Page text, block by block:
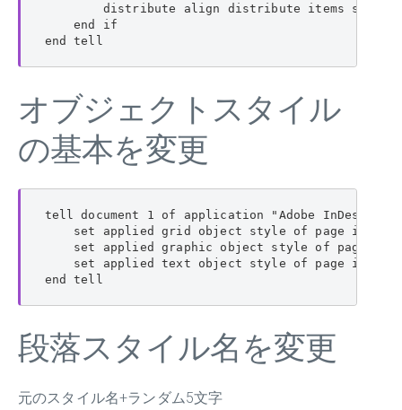
distribute align distribute items
    end if
end tell
オブジェクトスタイル
の基本を変更
tell document 1 of application "Adobe InDesign
set applied grid object style of page item
set applied graphic object style of page item
set applied text object style of page item
end tell
段落スタイル名を変更
元のスタイル名+ランダム5文字